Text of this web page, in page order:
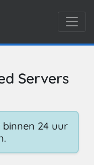
Servers
24 uur